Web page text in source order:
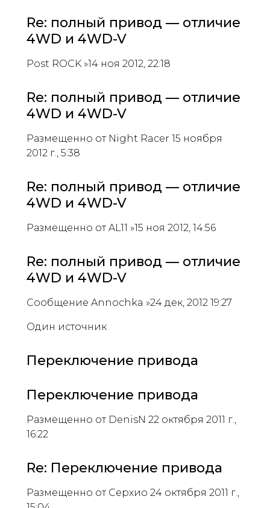
Re: полный привод — отличие
4WD и 4WD-V
Post ROCK »14 ноя 2012, 22:18
Re: полный привод — отличие
4WD и 4WD-V
Размещенно от Night Racer 15 ноября
2012 г., 5:38
Re: полный привод — отличие
4WD и 4WD-V
Размещенно от AL11 »15 ноя 2012, 14:56
Re: полный привод — отличие
4WD и 4WD-V
Сообщение Annochka »24 дек, 2012 19:27
Один источник
Переключение привода
Переключение привода
Размещенно от DenisN 22 октября 2011 г.,
16:22
Re: Переключение привода
Размещенно от Серхио 24 октября 2011 г.,